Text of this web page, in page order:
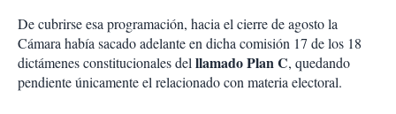
De cubrirse esa programación, hacia el cierre de agosto la
Cámara había sacado adelante en dicha comisión 17 de los 18
dictámenes constitucionales delllamado Plan C, quedando
pendiente únicamente el relacionado con materia electoral.